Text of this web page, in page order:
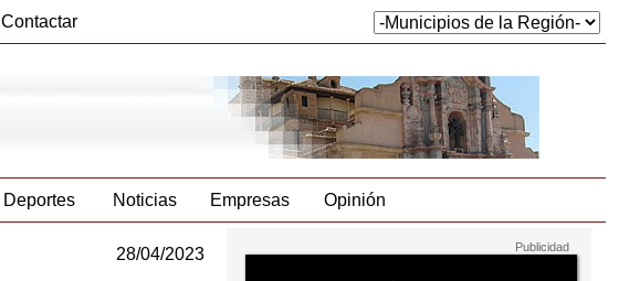
Contactar
Deportes Noticias Empresas Opinión
28/04/2023